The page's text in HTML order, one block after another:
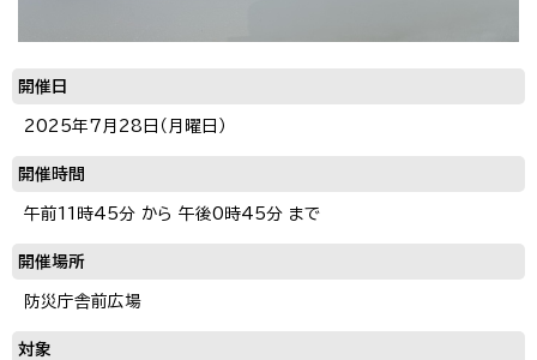
開催日
2025年7月28日（月曜日）
開催時間
午前11時45分 から 午後0時45分 まで
開催場所
防災庁舎前広場
対象